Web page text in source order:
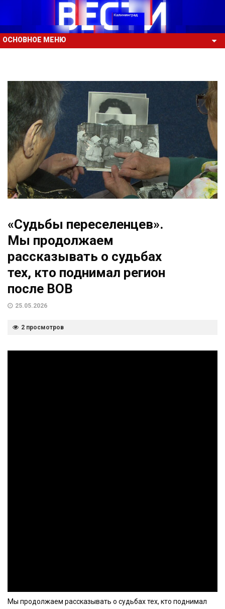
ОСНОВНОЕ МЕНЮ
«Судьбы переселенцев».
Мы продолжаем
рассказывать о судьбах
тех, кто поднимал регион
после ВОВ
25.05.2026
2 просмотров
Мы продолжаем рассказывать о судьбах тех, кто поднимал